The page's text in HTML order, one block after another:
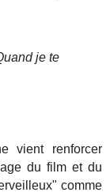
je te
vient renforcer
du film et du
comme